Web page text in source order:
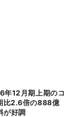
比2.6倍の888億
が好調